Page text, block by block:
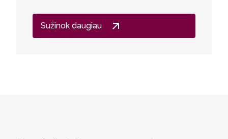
Sužinok daugiau